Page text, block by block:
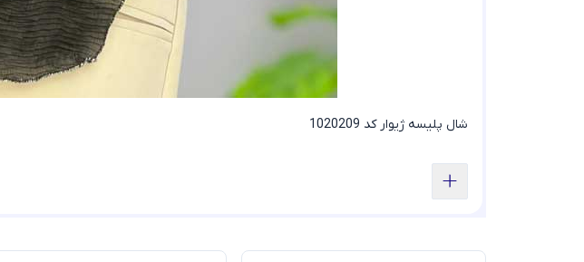
شال پلیسه ژیوار کد 1020209